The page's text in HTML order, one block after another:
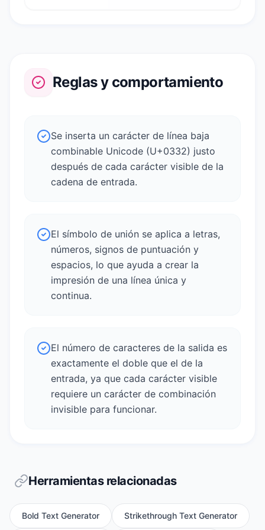
Reglas y comportamiento
Se inserta un carácter de línea baja
combinable Unicode (U+0332) justo
después de cada carácter visible de la
cadena de entrada.
El símbolo de unión se aplica a letras,
números, signos de puntuación y
espacios, lo que ayuda a crear la
impresión de una línea única y
continua.
El número de caracteres de la salida es
exactamente el doble que el de la
entrada, ya que cada carácter visible
requiere un carácter de combinación
invisible para funcionar.
Herramientas relacionadas
Bold Text Generator Strikethrough Text Generator